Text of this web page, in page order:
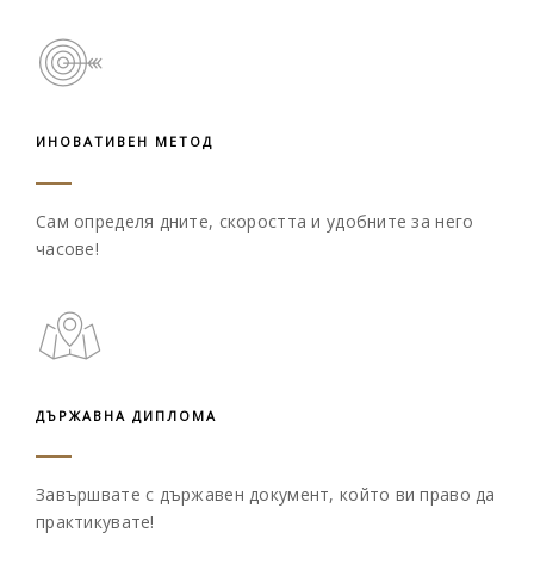
ИНОВАТИВЕН МЕТОД
Сам определя дните, скоростта и удобните за него
часове!
ДЪРЖАВНА ДИПЛОМА
Завършвате с държавен документ, който ви право да
практикувате!